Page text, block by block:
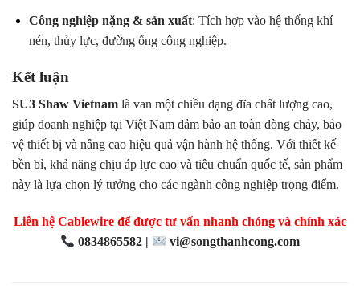
Công nghiệp nặng & sản xuất: Tích hợp vào hệ thống khí
nén, thủy lực, đường ống công nghiệp.
Kết luận
SU3 Shaw Vietnam là van một chiều dạng đĩa chất lượng cao,
giúp doanh nghiệp tại Việt Nam đảm bảo an toàn dòng chảy, bảo
vệ thiết bị và nâng cao hiệu quả vận hành hệ thống. Với thiết kế
bền bỉ, khả năng chịu áp lực cao và tiêu chuẩn quốc tế, sản phẩm
này là lựa chọn lý tưởng cho các ngành công nghiệp trọng điểm.
Liên hệ Cablewire để được tư vấn nhanh chóng và chính xác
0834865582 |
vi@songthanhcong.com